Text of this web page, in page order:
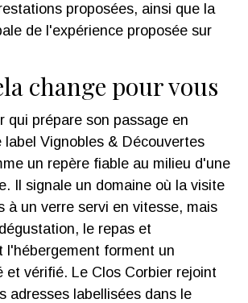
proposées, ainsi que la
de l'expérience proposée sur
change pour vous
qui prépare son passage en
label Vignobles & Découvertes
un repère fiable au milieu d'une
Il signale un domaine où la visite
à un verre servi en vitesse, mais
le repas et
l'hébergement forment un
et vérifié. Le Clos Corbier rejoint
adresses labellisées dans le